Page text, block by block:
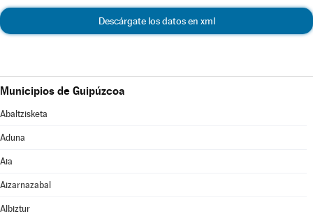
Descárgate los datos en xml
Municipios de Guipúzcoa
Abaltzisketa
Aduna
Aia
Aizarnazabal
Albiztur